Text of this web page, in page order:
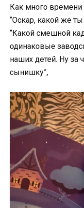
Как много времени
“Оскар, какой же
“Какой смешной
одинаковые
наших детей. Ну за
сынишку”,